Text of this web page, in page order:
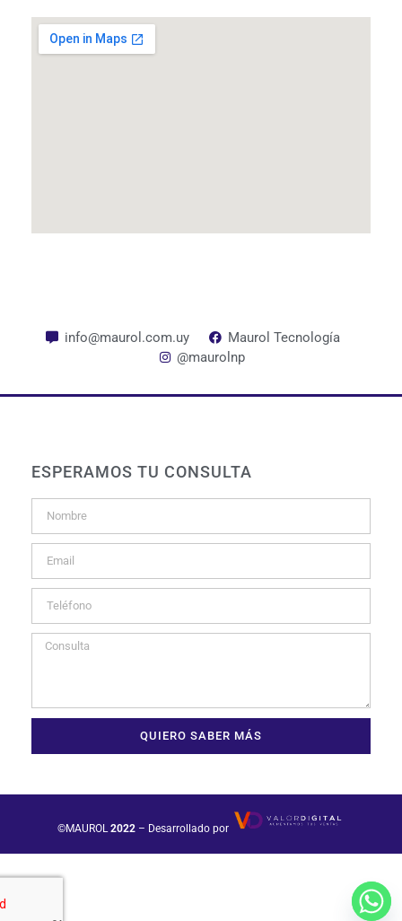
info@maurol.com.uy
Maurol Tecnología
@maurolnp
ESPERAMOS TU CONSULTA
QUIERO SABER MÁS
©MAUROL 2022 – Desarrollado por